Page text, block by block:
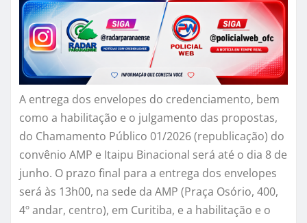
A entrega dos envelopes do credenciamento, bem
como a habilitação e o julgamento das propostas,
do Chamamento Público 01/2026 (republicação) do
convênio AMP e Itaipu Binacional será até o dia 8 de
junho. O prazo final para a entrega dos envelopes
será às 13h00, na sede da AMP (Praça Osório, 400,
4º andar, centro), em Curitiba, e a habilitação e o